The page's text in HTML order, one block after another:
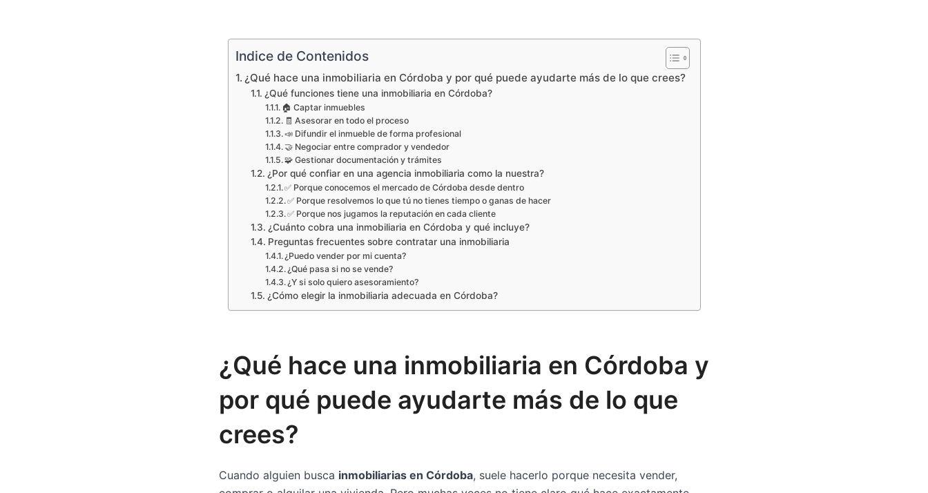
Indice de Contenidos
¿Qué hace una inmobiliaria en Córdoba y por qué puede ayudarte más de lo que crees?
¿Qué funciones tiene una inmobiliaria en Córdoba?
🏠 Captar inmuebles
🧾 Asesorar en todo el proceso
📣 Difundir el inmueble de forma profesional
🤝 Negociar entre comprador y vendedor
🧩 Gestionar documentación y trámites
¿Por qué confiar en una agencia inmobiliaria como la nuestra?
✅ Porque conocemos el mercado de Córdoba desde dentro
✅ Porque resolvemos lo que tú no tienes tiempo o ganas de hacer
✅ Porque nos jugamos la reputación en cada cliente
¿Cuánto cobra una inmobiliaria en Córdoba y qué incluye?
Preguntas frecuentes sobre contratar una inmobiliaria
¿Puedo vender por mi cuenta?
¿Qué pasa si no se vende?
¿Y si solo quiero asesoramiento?
¿Cómo elegir la inmobiliaria adecuada en Córdoba?
¿Qué hace una inmobiliaria en Córdoba y
por qué puede ayudarte más de lo que
crees?
Cuando alguien busca inmobiliarias en Córdoba, suele hacerlo porque necesita vender,